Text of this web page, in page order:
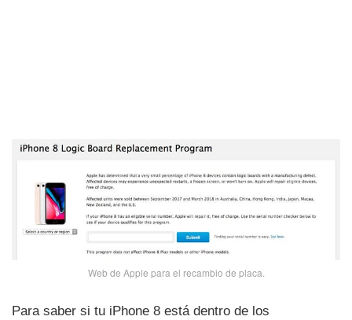
Web de Apple para el recambio de placa.
Para saber si tu iPhone 8 está dentro de los